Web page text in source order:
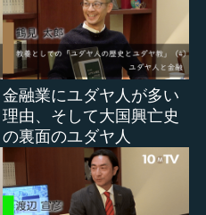
金融業にユダヤ人が多い
理由、そして大国興亡史
の裏面のユダヤ人